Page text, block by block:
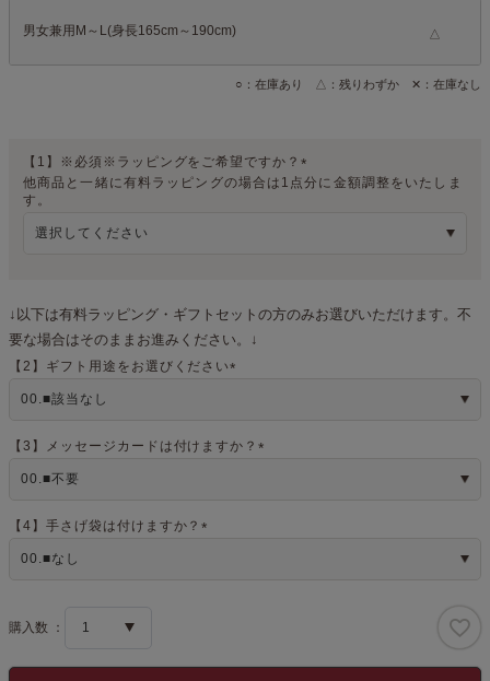
【1】※必須※ラッピングをご希望ですか？
(
他商品と一緒に有料ラッピングの場合は1点分に金額調整をいたしま
す。
↓以下は有料ラッピング・ギフトセットの方のみお選びいただけます。不
要な場合はそのままお進みください。↓
【2】ギフト用途をお選びください
)
【3】メッセージカードは付けますか？
【4】手さげ袋は付けますか？
男女兼用M～L(身長165cm～190cm) △
○：在庫あり △：残りわずか ✕：在庫なし